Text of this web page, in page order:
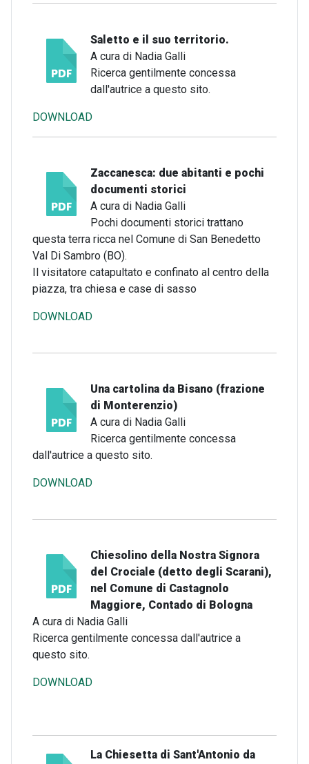
Saletto e il suo territorio.
A cura di Nadia Galli
Ricerca gentilmente concessa
dall'autrice a questo sito.
DOWNLOAD
Zaccanesca: due abitanti e pochi
documenti storici
A cura di Nadia Galli
Pochi documenti storici trattano
questa terra ricca nel Comune di San Benedetto
Val Di Sambro (BO).
Il visitatore catapultato e confinato al centro della
piazza, tra chiesa e case di sasso
DOWNLOAD
Una cartolina da Bisano (frazione
di Monterenzio)
A cura di Nadia Galli
Ricerca gentilmente concessa
dall'autrice a questo sito.
DOWNLOAD
Chiesolino della Nostra Signora
del Crociale (detto degli Scarani),
nel Comune di Castagnolo
Maggiore, Contado di Bologna
A cura di Nadia Galli
Ricerca gentilmente concessa dall'autrice a
questo sito.
DOWNLOAD
La Chiesetta di Sant'Antonio da